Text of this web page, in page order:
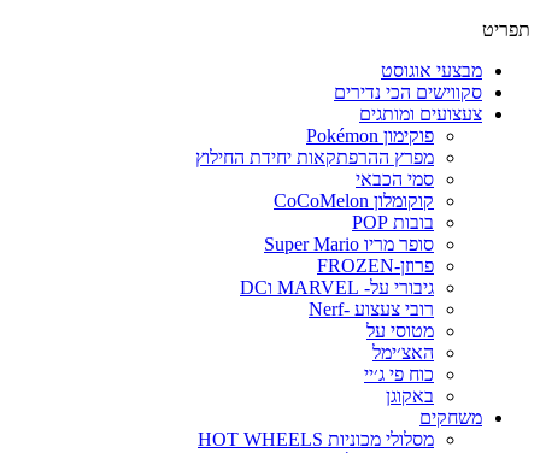
מבצעי אוגוסט
סקווישים הכי נדירים
צעצועים ומותגים
פוקימון Pokémon
מפרץ ההרפתקאות יחידת החילוץ
סמי הכבאי
קוקומלון CoCoMelon
בובות POP
סופר מריו Super Mario
פרוזן-FROZEN
גיבורי על- MARVEL וDC
רובי צעצוע -Nerf
מטוסי על
האצ׳ימל
כוח פי ג׳יי
באקוגן
משחקים
מסלולי מכוניות HOT WHEELS